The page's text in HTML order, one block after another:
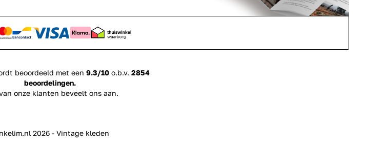
beoordeeld met een 9.3/10o.b.v. 2854
beoordelingen.
onze klanten beveelt ons aan.
2026 - Vintage kleden